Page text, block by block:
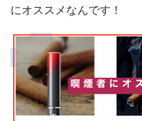
にオススメなんです！